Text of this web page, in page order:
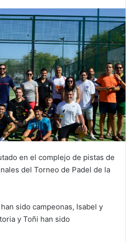
en el complejo de pistas de
del Torneo de Padel de la
sido campeonas, Isabel y
y Toñi han sido